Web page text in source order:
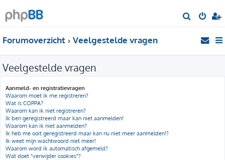
o
Forumoverzicht Veelgestelde vragen
Veelgestelde vragen
Aanmeld- en registratievragen
Waarom moet ik me registreren?
Wat is COPPA?
Waarom kan ik niet registreren?
Ik ben geregistreerd maar kan niet aanmelden!
Waarom kan ik niet aanmelden?
Ik heb me ooit geregistreerd maar kan nu niet meer aanmelden!?
Ik weet mijn wachtwoord niet meer!
Waarom word ik automatisch afgemeld?
Wat doet "verwijder cookies"?